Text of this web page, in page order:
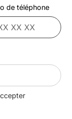
de téléphone